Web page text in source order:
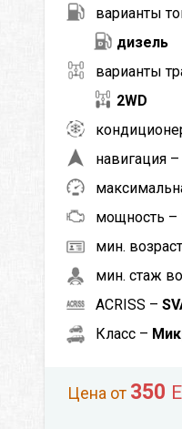
варианты
дизель
варианты
2WD
навигация –
мощность –
мин.
мин. стаж
ACRISS –
Класс –
Цена от 350